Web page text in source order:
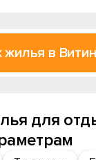
жилья в
для